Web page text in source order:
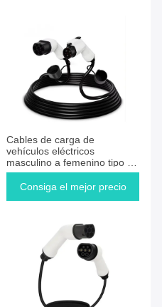
Cables de carga de
vehículos eléctricos
masculino a femenino tipo 2
enrollados SAE J1772 tipo 1
1 / 3 fase 3.6KW - 22KW
Consiga el mejor precio